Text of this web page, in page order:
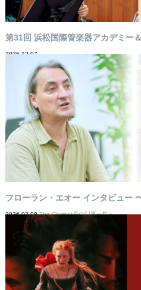
第31回 浜松国際管楽器アカデミー
2025-12-07
フローラン・エオー インタビュー
2026-02-09The Clarinet号の記事一覧へ